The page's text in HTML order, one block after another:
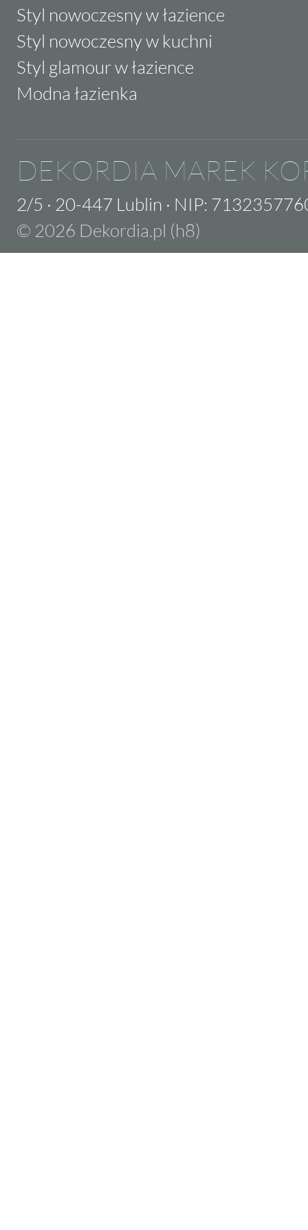
Styl nowoczesny w łazience
Styl nowoczesny w kuchni
Styl glamour w łazience
Modna łazienka
DEKORDIA MAREK
2/5 · 20-447 Lublin · NIP:
© 2026 Dekordia.pl (h8)